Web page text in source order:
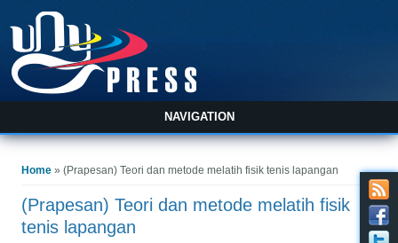
NAVIGATION
Home » (Prapesan) Teori dan metode melatih fisik tenis lapangan
(Prapesan) Teori dan metode melatih fisik
tenis lapangan